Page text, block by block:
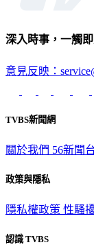
深入時事，一觸
意見反映：
TVBS新聞網
關於我們 56新聞
政策與隱私
隱私權政策 性騷
認識 TVBS